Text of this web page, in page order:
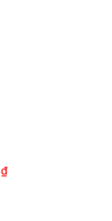
₫Giá
hiện